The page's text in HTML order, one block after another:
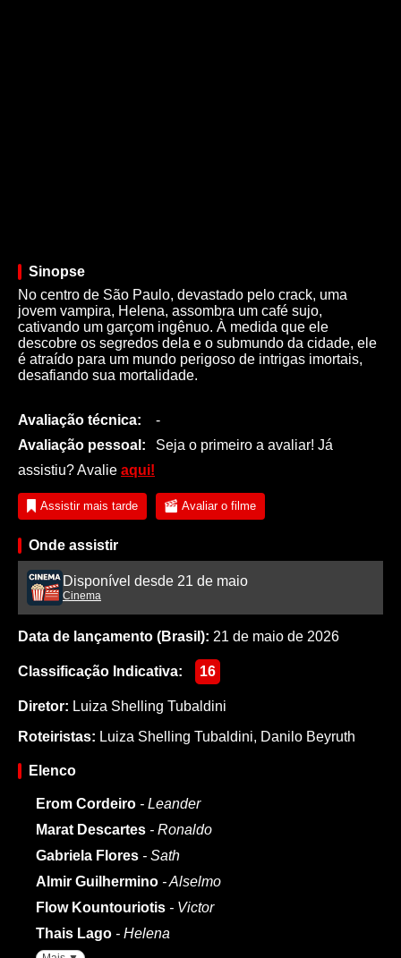
Sinopse
No centro de São Paulo, devastado pelo crack, uma
jovem vampira, Helena, assombra um café sujo,
cativando um garçom ingênuo. À medida que ele
descobre os segredos dela e o submundo da cidade, ele
é atraído para um mundo perigoso de intrigas imortais,
desafiando sua mortalidade.
Avaliação técnica:
-
Avaliação pessoal:
Seja o primeiro a avaliar! Já
assistiu? Avalie aqui!
Assistir mais tarde Avaliar o filme
Onde assistir
Disponível desde 21 de maio
Cinema
Data de lançamento (Brasil): 21 de maio de 2026
Classificação Indicativa: 16
Diretor: Luiza Shelling Tubaldini
Roteiristas: Luiza Shelling Tubaldini, Danilo Beyruth
Elenco
Erom Cordeiro - Leander
Marat Descartes - Ronaldo
Gabriela Flores - Sath
Almir Guilhermino - Alselmo
Flow Kountouriotis - Victor
Thais Lago - Helena